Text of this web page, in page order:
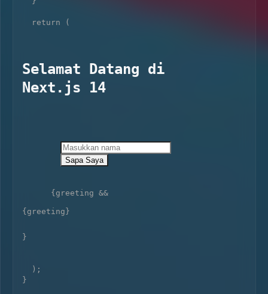
Selamat Datang di
Next.js 14
Sapa Saya
      {greeting &&
{greeting}
}